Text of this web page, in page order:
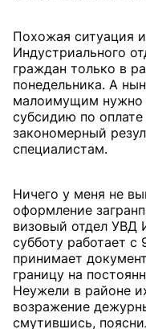
Похожая ситуация
Индустриального
граждан только в
понедельника. А
малоимущим нужно
субсидию по
закономерный
специалистам.
Ничего у меня не
оформление
визовый отдел УВД
субботу работает с
принимает
границу на
Неужели в районе
возражение
смутившись,